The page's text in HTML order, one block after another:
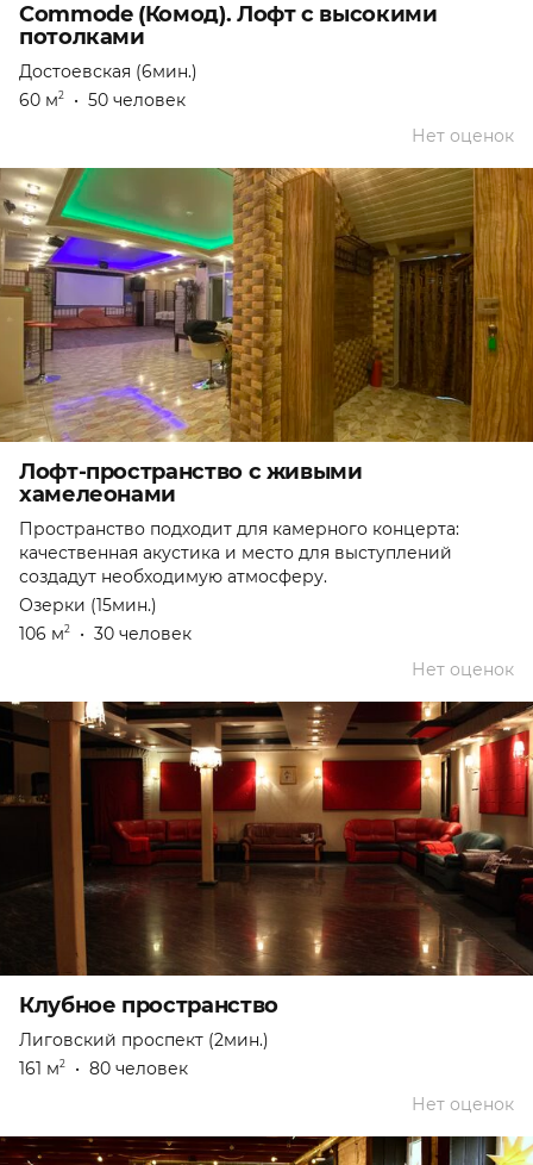
Commode (Комод). Лофт с высокими
потолками
Достоевская (6мин.)
60 м2 • 50 человек
Нет оценок
Лофт-пространство с живыми
хамелеонами
Пространство подходит для камерного концерта:
качественная акустика и место для выступлений
создадут необходимую атмосферу.
Озерки (15мин.)
106 м2 • 30 человек
Нет оценок
Клубное пространство
Лиговский проспект (2мин.)
161 м2 • 80 человек
Нет оценок